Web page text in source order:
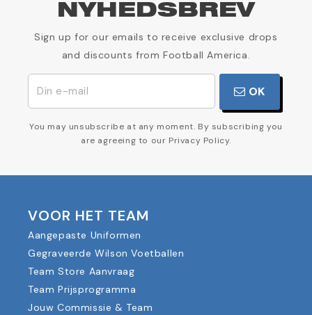
NYHEDSBREV
Sign up for our emails to receive exclusive drops
and discounts from Football America.
OK
You may unsubscribe at any moment. By subscribing you
are agreeing to our Privacy Policy.
VOOR HET TEAM
Aangepaste Uniformen
Gegraveerde Wilson Voetballen
Team Store Aanvraag
Team Prijsprogramma
Jouw Commissie & Team